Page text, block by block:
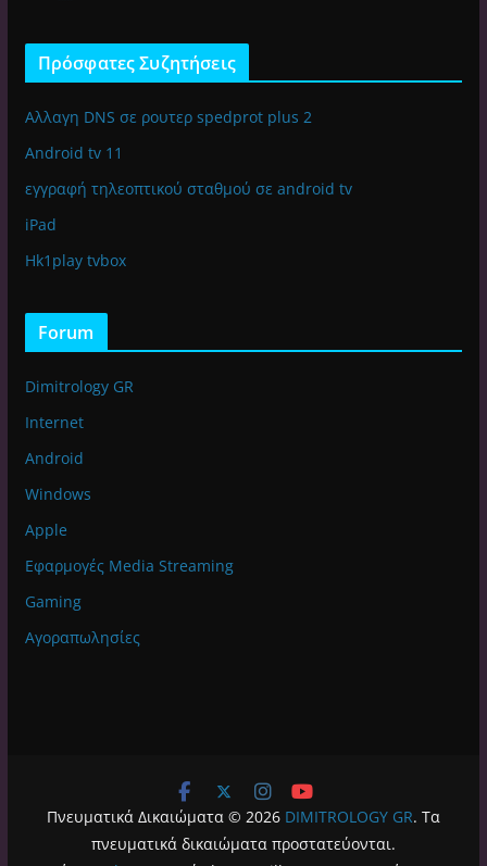
Πρόσφατες Συζητήσεις
Αλλαγη DNS σε ρουτερ spedprot plus 2
Android tv 11
εγγραφή τηλεοπτικού σταθμού σε android tv
iPad
Hk1play tvbox
Forum
Dimitrology GR
Internet
Android
Windows
Apple
Εφαρμογές Media Streaming
Gaming
Αγοραπωλησίες
Πνευματικά Δικαιώματα © 2026 DIMITROLOGY GR. Τα
πνευματικά δικαιώματα προστατεύονται.